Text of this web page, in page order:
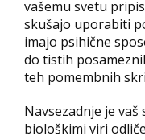
vašemu svetu
skušajo uporabiti
imajo psihične
do tistih
teh pomembnih
Navsezadnje je
biološkimi viri